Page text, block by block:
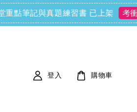
與真題練習書 已上架 考衝必備
登入 購物車